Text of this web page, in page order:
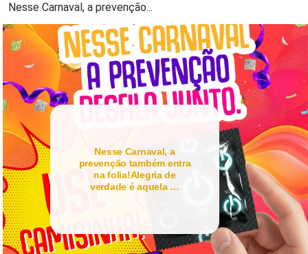
Nesse Carnaval, a prevenção...
Nesse Carnaval, a
prevenção também entra
na folia!Alegria de
verdade é aquela …